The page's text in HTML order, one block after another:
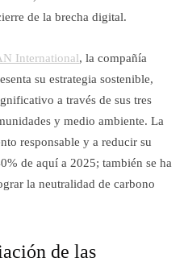
de la brecha digital.
International, la compañía
su estrategia sostenible,
a través de sus tres
y medio ambiente. La
responsable y a reducir su
de aquí a 2025; también se ha
la neutralidad de carbono
de las